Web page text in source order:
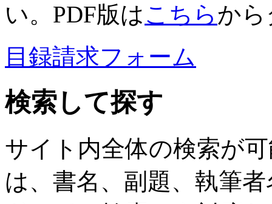
い。PDF版はこちらか
目録請求フォーム
検索して探す
サイト内全体の検索が
は、書名、副題、執筆